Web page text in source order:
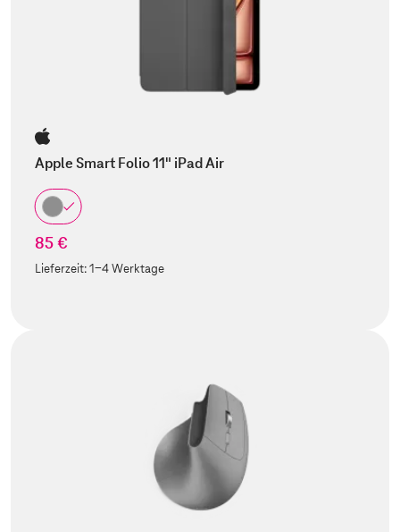
Apple Smart Folio 11" iPad Air
85 €
Lieferzeit:1-4 Werktage